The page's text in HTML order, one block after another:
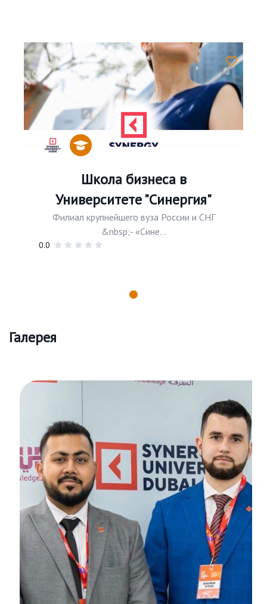
Школа бизнеса в
Университете "Синергия"
Филиал крупнейшего вуза России и СНГ
&nbsp;- «Сине...
0.0
Галерея